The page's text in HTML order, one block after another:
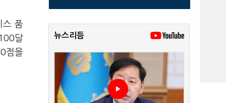
스 품
달
점을
뉴스리듬